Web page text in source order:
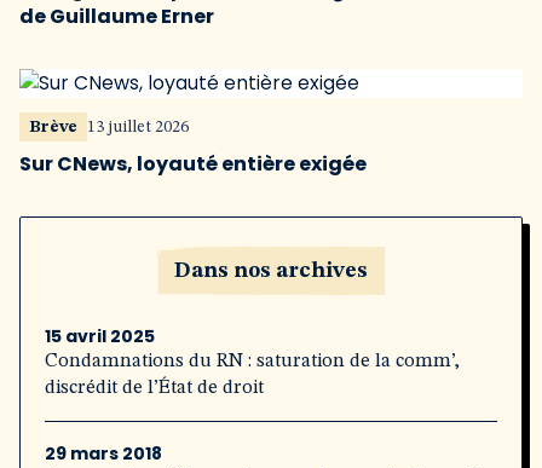
de Guillaume Erner
Brève 13 juillet 2026
Sur CNews, loyauté entière exigée
Dans nos archives
15 avril 2025
Condamnations du RN : saturation de la comm’,
discrédit de l’État de droit
29 mars 2018